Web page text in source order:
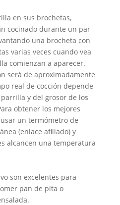
en sus brochetas,
cocinado durante un par
una brocheta con
varias veces cuando vea
comienzan a aparecer.
será de aproximadamente
real de cocción depende
y del grosor de los
obtener los mejores
un termómetro de
(enlace afiliado) y
alcancen una temperatura
son excelentes para
pan de pita o